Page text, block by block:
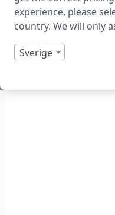
experience, please
country. We will only
Sverige
Tobacco
Art.nr: 37977
Slut i lager